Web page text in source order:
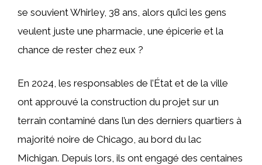
se souvient Whirley, 38 ans, alors qu’ici les gens
veulent juste une pharmacie, une épicerie et la
chance de rester chez eux ?
En 2024, les responsables de l’État et de la ville
ont approuvé la construction du projet sur un
terrain contaminé dans l’un des derniers quartiers à
majorité noire de Chicago, au bord du lac
Michigan. Depuis lors, ils ont engagé des centaines